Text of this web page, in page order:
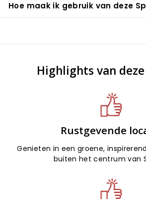
Hoe maak ik gebruik van deze
Highlights van
Rustgevende
Genieten in een groene,
buiten het centrum van